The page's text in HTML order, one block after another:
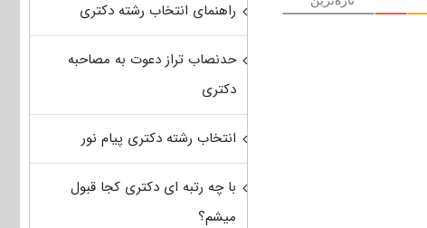
راهنمای انتخاب رشته دکتری
حدنصاب تراز دعوت به مصاحبه
دکتری
انتخاب رشته دکتری پیام نور
با چه رتبه ای دکتری کجا قبول
میشم؟